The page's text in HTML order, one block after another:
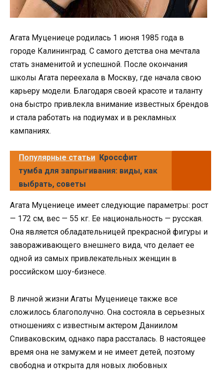
Агата Муцениеце родилась 1 июня 1985 года в
городе Калининград. С самого детства она мечтала
стать знаменитой и успешной. После окончания
школы Агата переехала в Москву, где начала свою
карьеру модели. Благодаря своей красоте и таланту
она быстро привлекла внимание известных брендов
и стала работать на подиумах и в рекламных
кампаниях.
Популярные статьи Кроссфит
тумба для запрыгивания: виды, как
выбрать, советы
Агата Муцениеце имеет следующие параметры: рост
— 172 см, вес — 55 кг. Ее национальность — русская.
Она является обладательницей прекрасной фигуры и
завораживающего внешнего вида, что делает ее
одной из самых привлекательных женщин в
российском шоу-бизнесе.
В личной жизни Агаты Муцениеце также все
сложилось благополучно. Она состояла в серьезных
отношениях с известным актером Даниилом
Спиваковским, однако пара рассталась. В настоящее
время она не замужем и не имеет детей, поэтому
свободна и открыта для новых любовных